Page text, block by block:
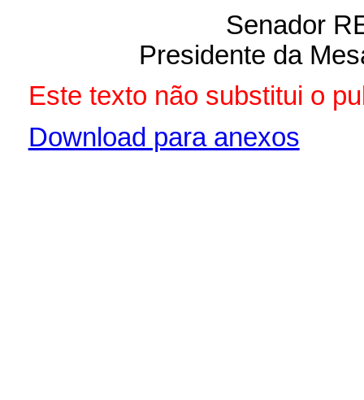
Senador
Presidente da
Este texto não substitui o
Download para anexos